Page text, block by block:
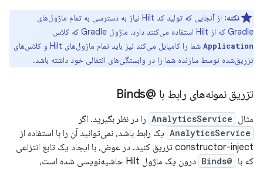
نکته:
از آنجایی که تولید کد Hilt نیاز به دسترسی به تمام ماژول‌های
Gradle که از Hilt استفاده می‌کنند دارد، ماژول Gradle که کلاس
Application
شما را کامپایل می‌کند نیز باید تمام ماژول‌های Hilt و کلاس‌های
تزریق‌شده توسط سازنده شما را در وابستگی‌های انتقالی خود داشته باشد.
تزریق نمونه‌های رابط با @Binds
مثال AnalyticsService را در نظر بگیرید. اگر
AnalyticsService یک رابط باشد، نمی‌توانید آن را با استفاده از
constructor-inject تزریق کنید. در عوض، با ایجاد یک تابع انتزاعی
که با @Binds
درون یک ماژول Hilt حاشیه‌نویسی شده است،